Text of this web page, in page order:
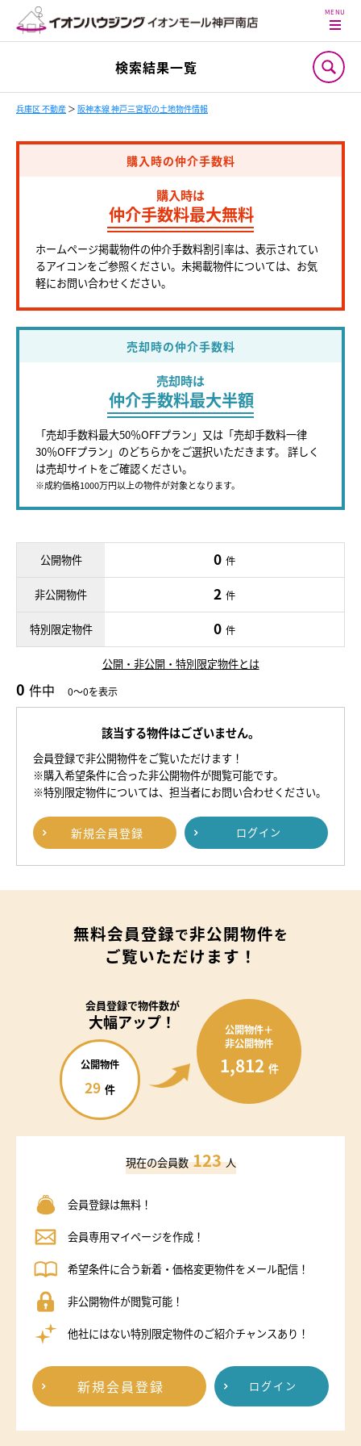
検索結果一覧
兵庫区 不動産 ＞ 阪神本線 神戸三宮駅の土地物件情報
購入時の仲介手数料
購入時は
仲介手数料最大無料
ホームページ掲載物件の仲介手数料割引率は、表示されてい
るアイコンをご参照ください。未掲載物件については、お気
軽にお問い合わせください。
売却時の仲介手数料
売却時は
仲介手数料最大半額
「売却手数料最大50％OFFプラン」又は「売却手数料一律
30％OFFプラン」のどちらかをご選択いただきます。 詳しく
は売却サイトをご確認ください。
※成約価格1000万円以上の物件が対象となります。
公開物件 0 件
非公開物件 2 件
特別限定物件 0 件
公開・非公開・特別限定物件とは
0 件中 0～0を表示
該当する物件はございません。
会員登録で非公開物件をご覧いただけます！
※購入希望条件に合った非公開物件が閲覧可能です。
※特別限定物件については、担当者にお問い合わせください。
新規会員登録 ログイン
無料会員登録で非公開物件を
ご覧いただけます！
会員登録で物件数が
大幅アップ！
公開物件
29 件
公開物件＋
非公開物件
1,812 件
現在の会員数 123 人
会員登録は無料！
会員専用マイページを作成！
希望条件に合う新着・価格変更物件をメール配信！
非公開物件が閲覧可能！
他社にはない特別限定物件のご紹介チャンスあり！
新規会員登録 ログイン